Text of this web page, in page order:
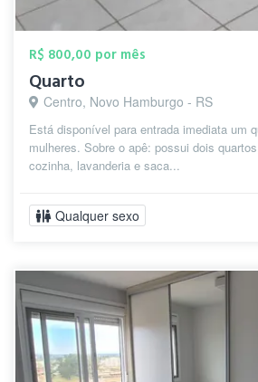
R$ 800,00 por mês
Quarto
Centro, Novo Hamburgo - RS
Está disponível para entrada imediata um
mulheres. Sobre o apê: possui dois
cozinha, lavanderia e saca...
Qualquer sexo